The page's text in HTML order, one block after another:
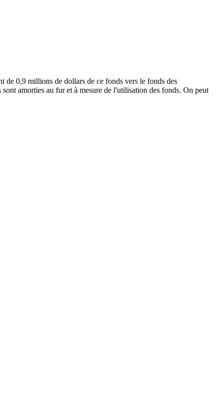
de 0,9 millions de dollars de ce fonds vers le fonds des
amorties au fur et à mesure de l'utilisation des fonds. On peut